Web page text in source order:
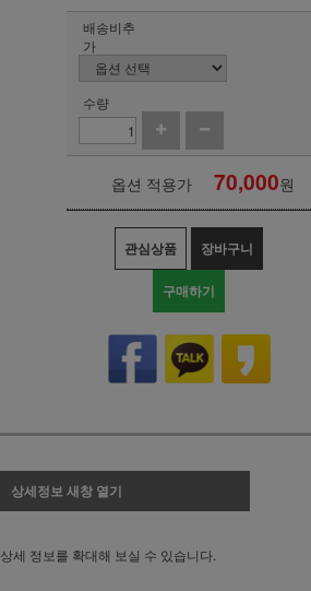
배송비추
가
수량
옵션 적용가 70,000원
관심상품 장바구니
구매하기
상세정보 새창 열기
상세 정보를 확대해 보실 수 있습니다.